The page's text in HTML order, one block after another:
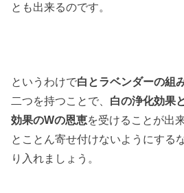
とも出来るのです。
というわけで白とラベンダーの組
二つを持つことで、 白の浄化効果
効果のWの恩恵を受けることが出
とことん寄せ付けないようにする
り入れましょう。